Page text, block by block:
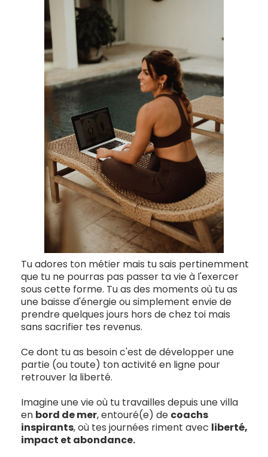
Tu adores ton métier mais tu sais pertinemment
que tu ne pourras pas passer ta vie à l'exercer
sous cette forme. Tu as des moments où tu as
une baisse d'énergie ou simplement envie de
prendre quelques jours hors de chez toi mais
sans sacrifier tes revenus.
Ce dont tu as besoin c'est de développer une
partie (ou toute) ton activité en ligne pour
retrouver la liberté.
Imagine une vie où tu travailles depuis une villa
en bord de mer, entouré(e) de coachs
inspirants, où tes journées riment avec liberté,
impact et abondance.